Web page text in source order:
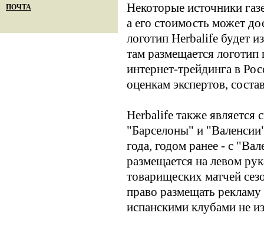
ПОЧТА
Некоторые источники
а его стоимость может
логотип Herbalife будет
там размещается
интернет-трейдинга в
оценкам экспертов,
Herbalife также является
"Барселоны" и
года, годом ранее - с
размещается на левом
товарищеских матчей
право размещать
испанскими клубами не